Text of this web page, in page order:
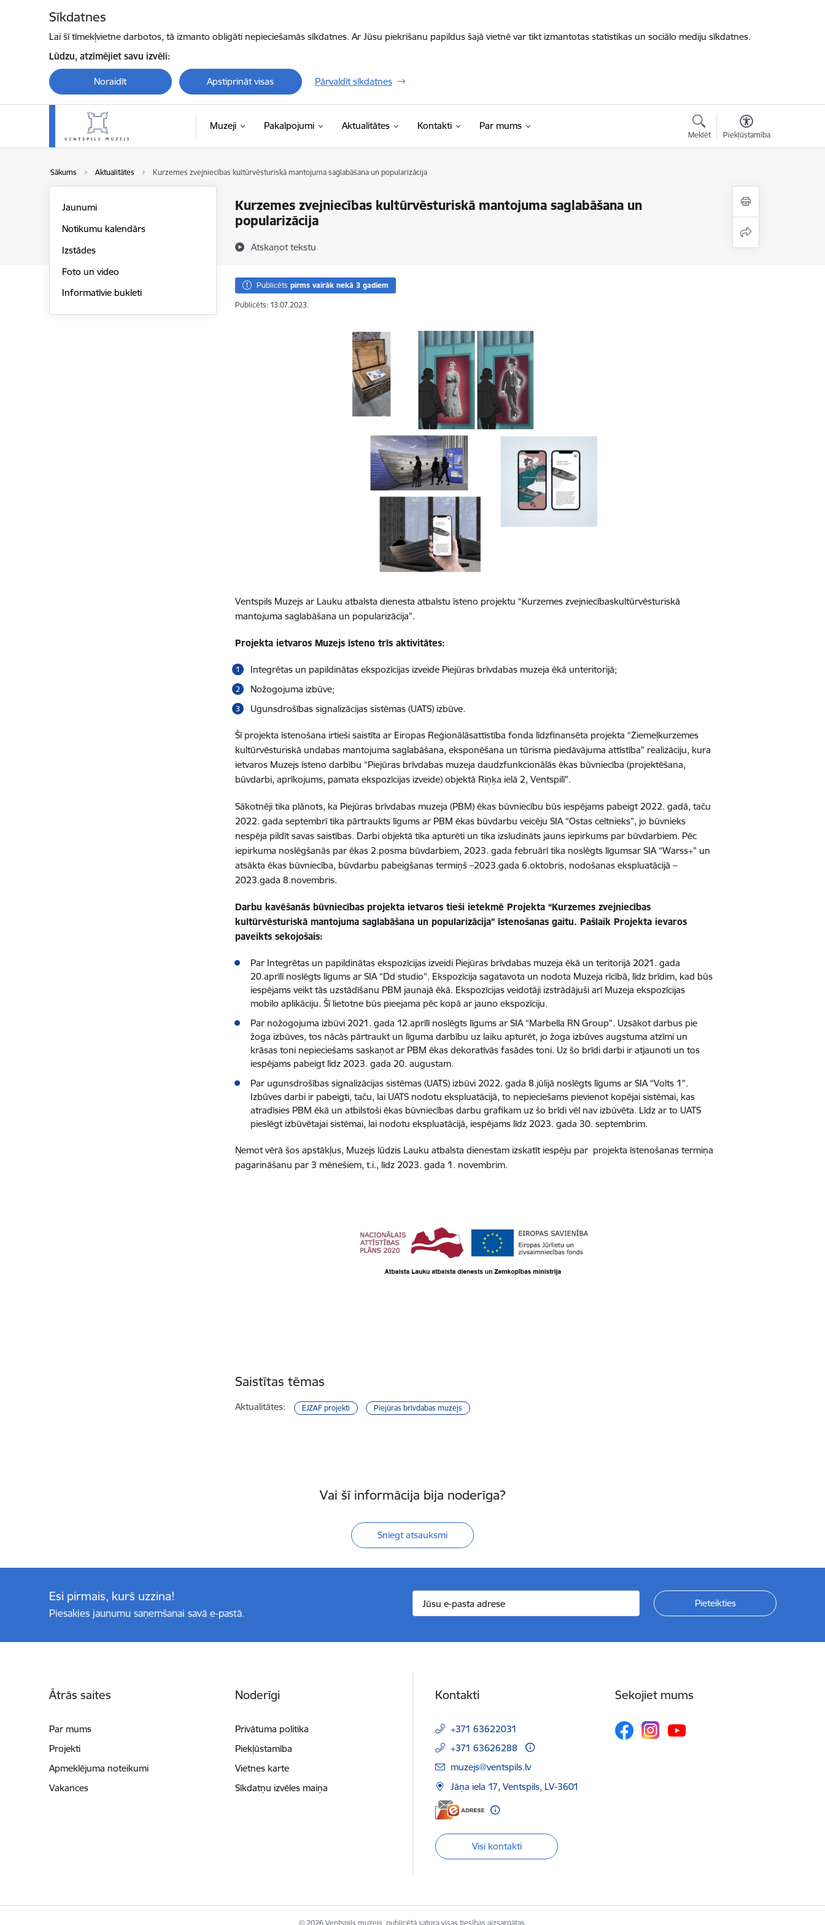
Sīkdatnes
Lai šī tīmekļvietne darbotos, tā izmanto obligāti nepieciešamās sīkdatnes. Ar Jūsu piekrišanu papildus šajā vietnē var tikt izmantotas statistikas un sociālo mediju sīkdatnes.
Lūdzu, atzīmējiet savu izvēli:
Noraidīt Apstiprināt visas Pārvaldīt sīkdatnes
Muzeji Pakalpojumi Aktualitātes Kontakti Par mums
Meklēt Piekļūstamība
Sākums Aktualitātes Kurzemes zvejniecības kultūrvēsturiskā mantojuma saglabāšana un popularizācija
Kurzemes zvejniecības kultūrvēsturiskā mantojuma saglabāšana un
popularizācija
Atskaņot tekstu
Jaunumi
Notikumu kalendārs
Izstādes
Foto un video
Informatīvie bukleti
Publicēts pirms vairāk nekā 3 gadiem
Publicēts: 13.07.2023.
Ventspils Muzejs ar Lauku atbalsta dienesta atbalstu īsteno projektu “Kurzemes zvejniecībaskultūrvēsturiskā
mantojuma saglabāšana un popularizācija”.
Projekta ietvaros Muzejs īsteno trīs aktivitātes:
Integrētas un papildinātas ekspozīcijas izveide Piejūras brīvdabas muzeja ēkā unteritorijā;
Nožogojuma izbūve;
Ugunsdrošības signalizācijas sistēmas (UATS) izbūve.
Šī projekta īstenošana irtieši saistīta ar Eiropas Reģionālāsattīstība fonda līdzfinansēta projekta “Ziemeļkurzemes
kultūrvēsturiskā undabas mantojuma saglabāšana, eksponēšana un tūrisma piedāvājuma attīstība” realizāciju, kura
ietvaros Muzejs īsteno darbību “Piejūras brīvdabas muzeja daudzfunkcionālās ēkas būvniecība (projektēšana,
būvdarbi, aprīkojums, pamata ekspozīcijas izveide) objektā Riņķa ielā 2, Ventspilī”.
Sākotnēji tika plānots, ka Piejūras brīvdabas muzeja (PBM) ēkas būvniecību būs iespējams pabeigt 2022. gadā, taču
2022. gada septembrī tika pārtraukts līgums ar PBM ēkas būvdarbu veicēju SIA “Ostas celtnieks”, jo būvnieks
nespēja pildīt savas saistības. Darbi objektā tika apturēti un tika izsludināts jauns iepirkums par būvdarbiem. Pēc
iepirkuma noslēgšanās par ēkas 2.posma būvdarbiem, 2023. gada februārī tika noslēgts līgumsar SIA “Warss+” un
atsākta ēkas būvniecība, būvdarbu pabeigšanas termiņš –2023.gada 6.oktobris, nodošanas ekspluatācijā –
2023.gada 8.novembris.
Darbu kavēšanās būvniecības projekta ietvaros tieši ietekmē Projekta “Kurzemes zvejniecības
kultūrvēsturiskā mantojuma saglabāšana un popularizācija” īstenošanas gaitu. Pašlaik Projekta ievaros
paveikts sekojošais:
Par Integrētas un papildinātas ekspozīcijas izveidi Piejūras brīvdabas muzeja ēkā un teritorijā 2021. gada
20.aprīlī noslēgts līgums ar SIA “Dd studio”. Ekspozīcija sagatavota un nodota Muzeja rīcībā, līdz brīdim, kad būs
iespējams veikt tās uzstādīšanu PBM jaunajā ēkā. Ekspozīcijas veidotāji izstrādājuši arī Muzeja ekspozīcijas
mobilo aplikāciju. Šī lietotne būs pieejama pēc kopā ar jauno ekspozīciju.
Par nožogojuma izbūvi 2021. gada 12.aprīlī noslēgts līgums ar SIA “Marbella RN Group”. Uzsākot darbus pie
žoga izbūves, tos nācās pārtraukt un līguma darbību uz laiku apturēt, jo žoga izbūves augstuma atzīmi un
krāsas toni nepieciešams saskaņot ar PBM ēkas dekoratīvās fasādes toni. Uz šo brīdi darbi ir atjaunoti un tos
iespējams pabeigt līdz 2023. gada 20. augustam.
Par ugunsdrošības signalizācijas sistēmas (UATS) izbūvi 2022. gada 8.jūlijā noslēgts līgums ar SIA “Volts 1”.
Izbūves darbi ir pabeigti, taču, lai UATS nodotu ekspluatācijā, to nepieciešams pievienot kopējai sistēmai, kas
atradīsies PBM ēkā un atbilstoši ēkas būvniecības darbu grafikam uz šo brīdi vēl nav izbūvēta. Līdz ar to UATS
pieslēgt izbūvētajai sistēmai, lai nodotu ekspluatācijā, iespējams līdz 2023. gada 30. septembrim.
Ņemot vērā šos apstākļus, Muzejs lūdzis Lauku atbalsta dienestam izskatīt iespēju par projekta īstenošanas termiņa
pagarināšanu par 3 mēnešiem, t.i., līdz 2023. gada 1. novembrim.
Saistītas tēmas
Aktualitātes: EJZAF projekti Piejūras brīvdabas muzejs
Vai šī informācija bija noderīga?
Sniegt atsauksmi
Esi pirmais, kurš uzzina!
Piesakies jaunumu saņemšanai savā e-pastā.
Ātrās saites
Par mums
Projekti
Apmeklējuma noteikumi
Vakances
Noderīgi
Privātuma politika
Piekļūstamība
Vietnes karte
Sīkdatņu izvēles maiņa
Kontakti
+371 63622031
+371 63626288
E-pasts:
muzejs@ventspils.lv
Jāņa iela 17, Ventspils, LV-3601
Visi kontakti
Sekojiet mums
© 2026 Ventspils muzejs, publicētā satura visas tiesības aizsargātas.